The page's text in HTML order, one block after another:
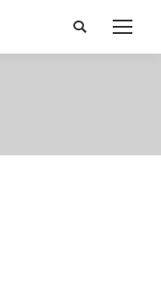
Search: